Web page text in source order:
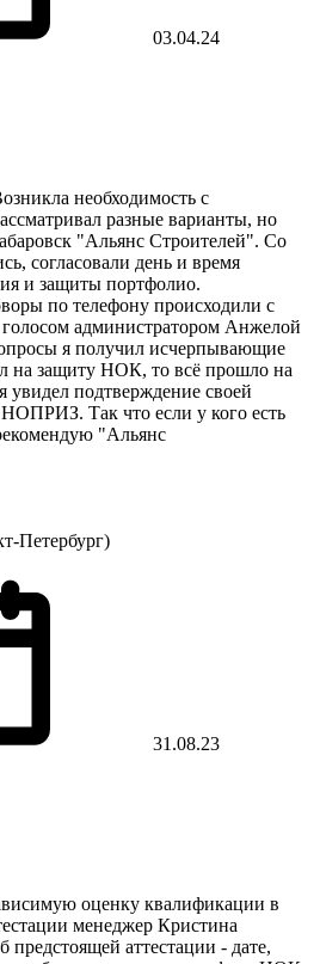
03.04.24
необходимость с
разные варианты, но
"Альянс Строителей". Со
согласовали день и время
и защиты портфолио.
по телефону происходили с
администратором Анжелой
я получил исчерпывающие
на защиту НОК, то всё прошло на
увидел подтверждение своей
Так что если у кого есть
"Альянс
Петербург)
31.08.23
оценку квалификации в
менеджер Кристина
аттестации - дате,